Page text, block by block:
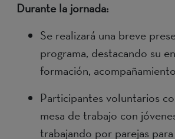
Durante la jornada:
Se realizará una breve
programa, destacando su
formación,
Participantes voluntarios
mesa de trabajo con
trabajando por parejas